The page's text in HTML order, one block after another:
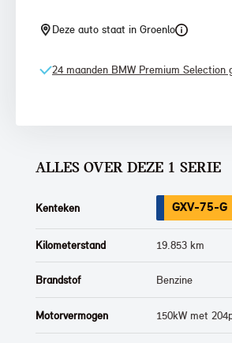
Deze auto staat in Groenlo
24 maanden BMW Premium Selection
ALLES OVER DEZE 1 SERIE
Kenteken GXV-75-G
Kilometerstand 19.853 km
Brandstof Benzine
Motorvermogen 150kW met